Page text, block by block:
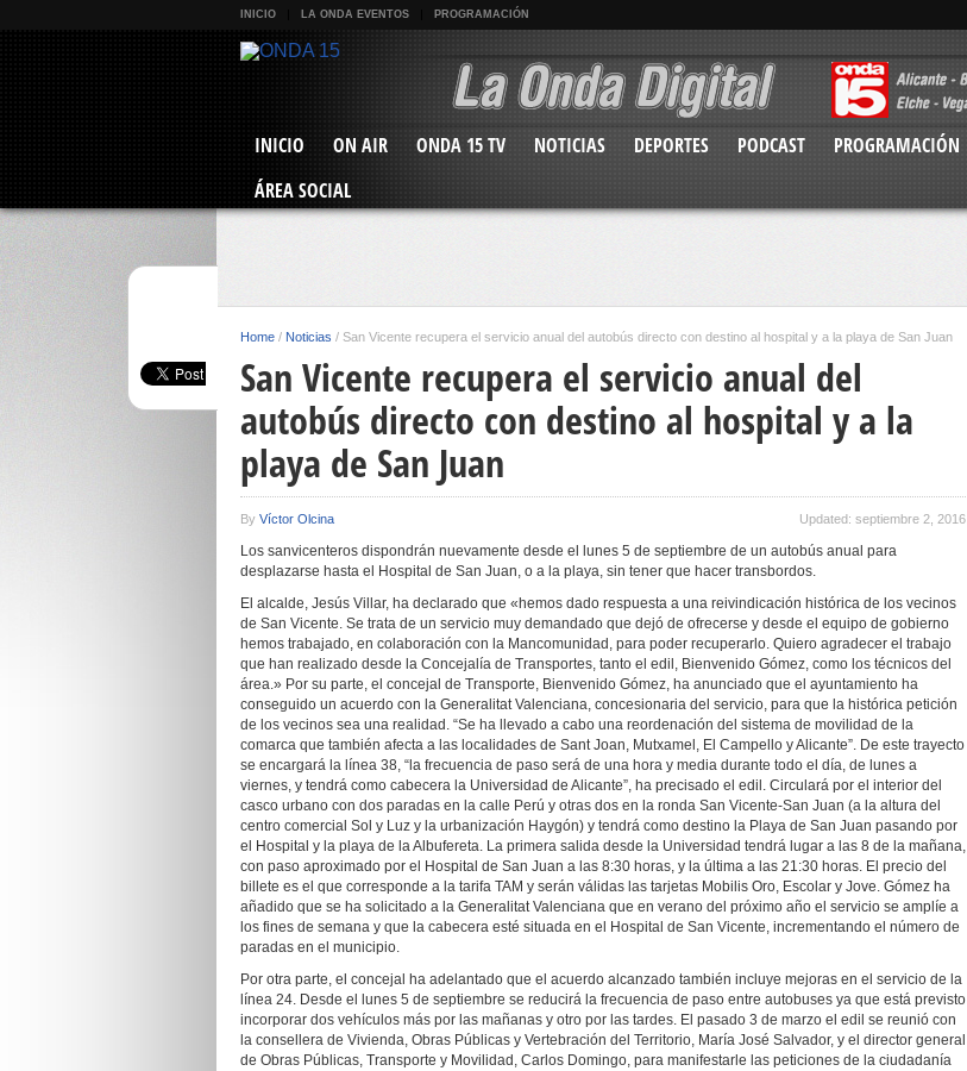
INICIO LA ONDA EVENTOS PROGRAMACIÓN
INICIO ON AIR ONDA 15 TV NOTICIAS DEPORTES PODCAST PROGRAMACIÓN
ÁREA SOCIAL
Home / Noticias / San Vicente recupera el servicio anual del autobús directo con destino al hospital y a la playa de San Juan
San Vicente recupera el servicio anual del
autobús directo con destino al hospital y a la
playa de San Juan
By Víctor Olcina Updated: septiembre 2, 2016
Los sanvicenteros dispondrán nuevamente desde el lunes 5 de septiembre de un autobús anual para
desplazarse hasta el Hospital de San Juan, o a la playa, sin tener que hacer transbordos.
El alcalde, Jesús Villar, ha declarado que «hemos dado respuesta a una reivindicación histórica de los vecinos
de San Vicente. Se trata de un servicio muy demandado que dejó de ofrecerse y desde el equipo de gobierno
hemos trabajado, en colaboración con la Mancomunidad, para poder recuperarlo. Quiero agradecer el trabajo
que han realizado desde la Concejalía de Transportes, tanto el edil, Bienvenido Gómez, como los técnicos del
área.» Por su parte, el concejal de Transporte, Bienvenido Gómez, ha anunciado que el ayuntamiento ha
conseguido un acuerdo con la Generalitat Valenciana, concesionaria del servicio, para que la histórica petición
de los vecinos sea una realidad. “Se ha llevado a cabo una reordenación del sistema de movilidad de la
comarca que también afecta a las localidades de Sant Joan, Mutxamel, El Campello y Alicante”. De este trayecto
se encargará la línea 38, “la frecuencia de paso será de una hora y media durante todo el día, de lunes a
viernes, y tendrá como cabecera la Universidad de Alicante”, ha precisado el edil. Circulará por el interior del
casco urbano con dos paradas en la calle Perú y otras dos en la ronda San Vicente-San Juan (a la altura del
centro comercial Sol y Luz y la urbanización Haygón) y tendrá como destino la Playa de San Juan pasando por
el Hospital y la playa de la Albufereta. La primera salida desde la Universidad tendrá lugar a las 8 de la mañana,
con paso aproximado por el Hospital de San Juan a las 8:30 horas, y la última a las 21:30 horas. El precio del
billete es el que corresponde a la tarifa TAM y serán válidas las tarjetas Mobilis Oro, Escolar y Jove. Gómez ha
añadido que se ha solicitado a la Generalitat Valenciana que en verano del próximo año el servicio se amplíe a
los fines de semana y que la cabecera esté situada en el Hospital de San Vicente, incrementando el número de
paradas en el municipio.
Por otra parte, el concejal ha adelantado que el acuerdo alcanzado también incluye mejoras en el servicio de la
línea 24. Desde el lunes 5 de septiembre se reducirá la frecuencia de paso entre autobuses ya que está previsto
incorporar dos vehículos más por las mañanas y otro por las tardes. El pasado 3 de marzo el edil se reunió con
la consellera de Vivienda, Obras Públicas y Vertebración del Territorio, María José Salvador, y el director general
de Obras Públicas, Transporte y Movilidad, Carlos Domingo, para manifestarle las peticiones de la ciudadanía